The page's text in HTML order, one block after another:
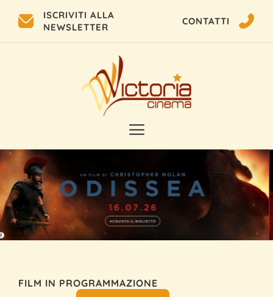
ISCRIVITI ALLA
NEWSLETTER
CONTATTI
FILM IN PROGRAMMAZIONE